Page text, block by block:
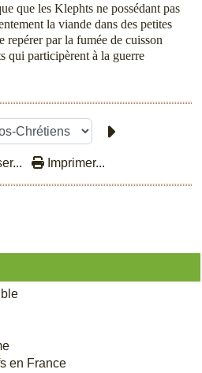
en France
que les Klephts ne possédant pas
la viande dans des petites
repérer par la fumée de cuisson
qui participèrent à la guerre
Imprimer...